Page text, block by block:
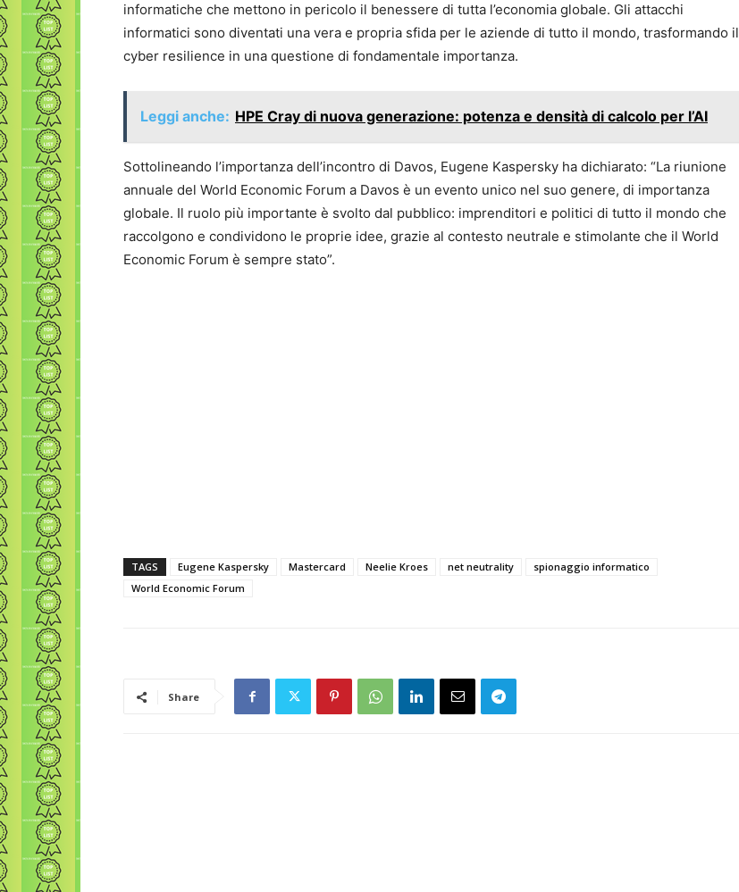
informatiche che mettono in pericolo il benessere di tutta l’economia globale. Gli attacchi
informatici sono diventati una vera e propria sfida per le aziende di tutto il mondo, trasformando il
cyber resilience in una questione di fondamentale importanza.
Leggi anche: HPE Cray di nuova generazione: potenza e densità di calcolo per l’AI
Sottolineando l’importanza dell’incontro di Davos, Eugene Kaspersky ha dichiarato: “La riunione
annuale del World Economic Forum a Davos è un evento unico nel suo genere, di importanza
globale. Il ruolo più importante è svolto dal pubblico: imprenditori e politici di tutto il mondo che
raccolgono e condividono le proprie idee, grazie al contesto neutrale e stimolante che il World
Economic Forum è sempre stato”.
TAGS Eugene Kaspersky Mastercard Neelie Kroes net neutrality
spionaggio informatico
World Economic Forum
Share